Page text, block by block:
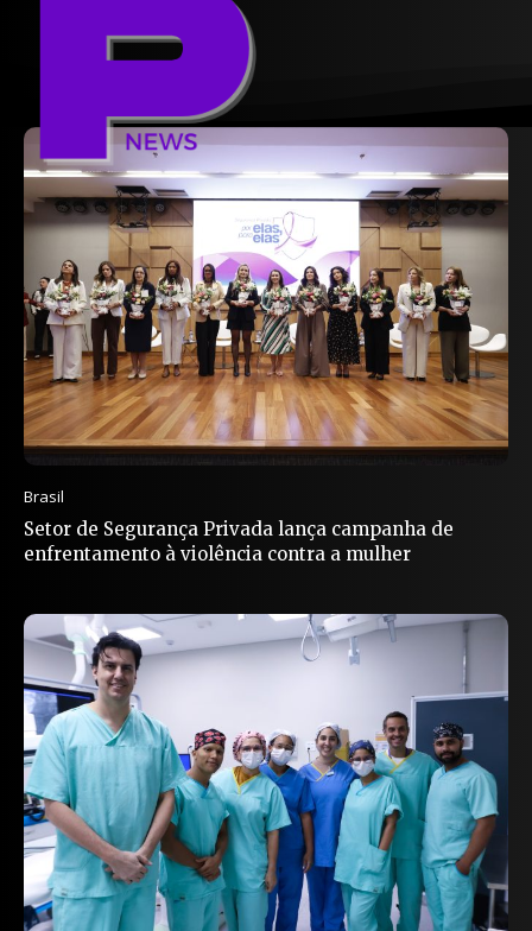
Brasil
Setor de Segurança Privada lança campanha de
enfrentamento à violência contra a mulher